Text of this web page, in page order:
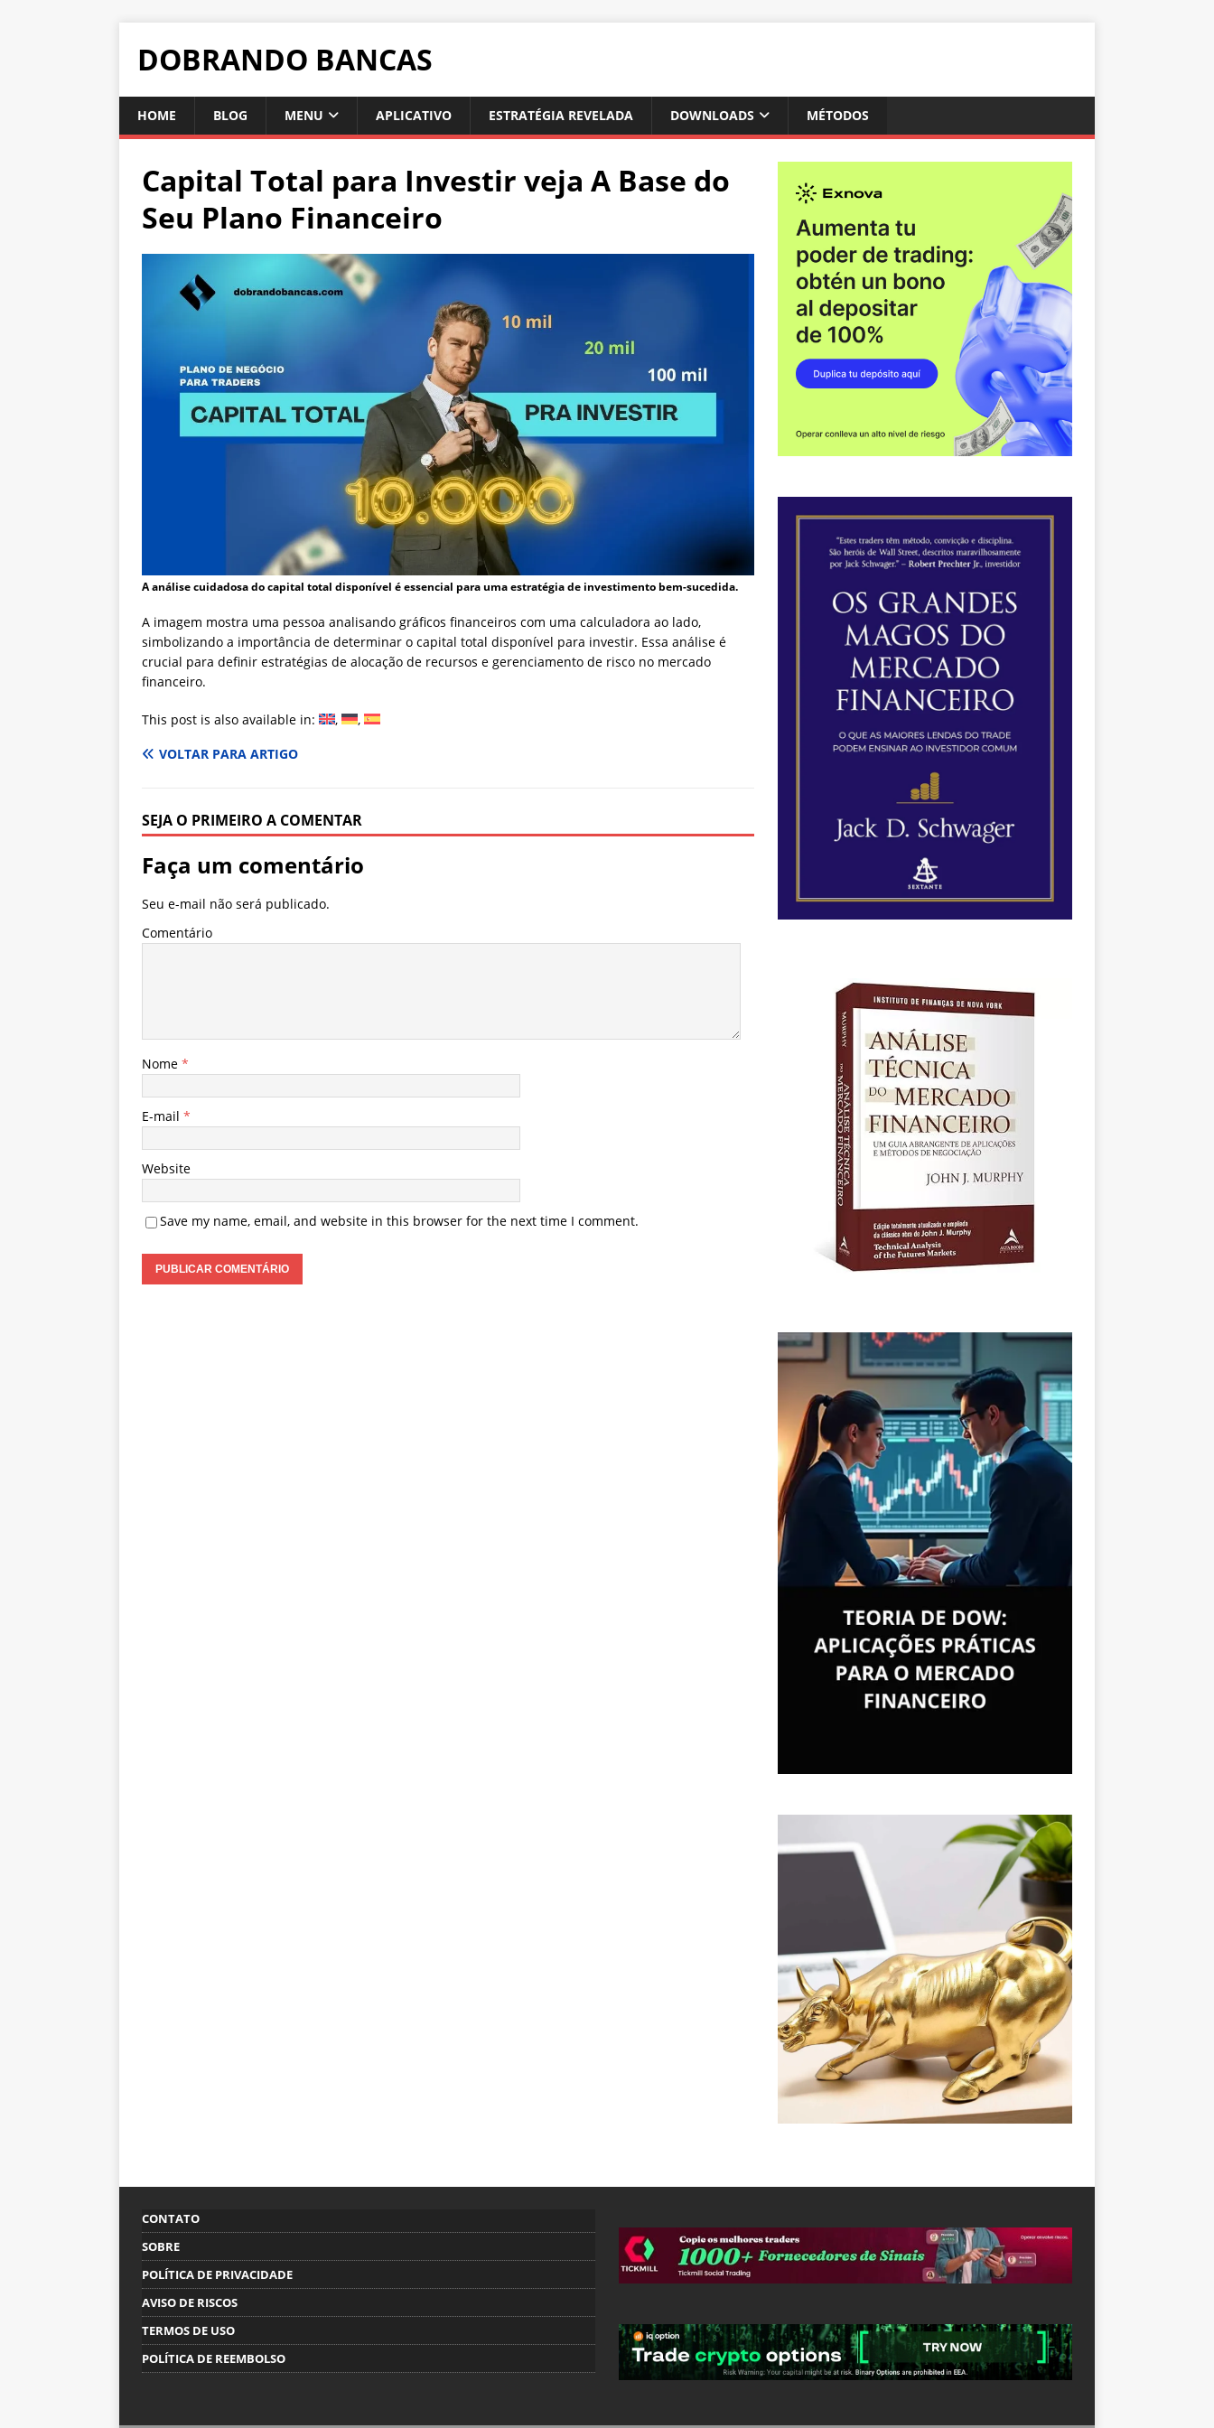
DOBRANDO BANCAS
HOME BLOG MENU APLICATIVO ESTRATÉGIA REVELADA DOWNLOADS MÉTODOS
Capital Total para Investir veja A Base do
Seu Plano Financeiro
A análise cuidadosa do capital total disponível é essencial para uma estratégia de investimento bem-sucedida.
A imagem mostra uma pessoa analisando gráficos financeiros com uma calculadora ao lado,
simbolizando a importância de determinar o capital total disponível para investir. Essa análise é
crucial para definir estratégias de alocação de recursos e gerenciamento de risco no mercado
financeiro.
This post is also available in:
VOLTAR PARA ARTIGO
SEJA O PRIMEIRO A COMENTAR
Faça um comentário
Seu e-mail não será publicado.
Comentário
Nome *
E-mail *
Website
Save my name, email, and website in this browser for the next time I comment.
CONTATO
SOBRE
POLÍTICA DE PRIVACIDADE
AVISO DE RISCOS
TERMOS DE USO
POLÍTICA DE REEMBOLSO